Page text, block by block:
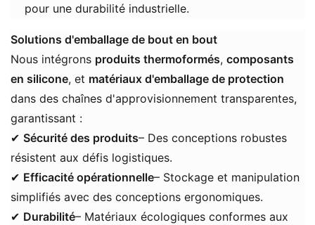
pour une durabilité industrielle.
Solutions d'emballage de bout en bout
Nous intégrons ​ produits thermoformés​, ​ composants
en silicone​, et ​ matériaux d'emballage de protection
dans des chaînes d'approvisionnement transparentes,
garantissant :
✔ ​ Sécurité des produits– Des conceptions robustes
résistent aux défis logistiques.
✔ ​ Efficacité opérationnelle– Stockage et manipulation
simplifiés avec des conceptions ergonomiques.
✔ ​ ​Durabilité​– Matériaux écologiques conformes aux